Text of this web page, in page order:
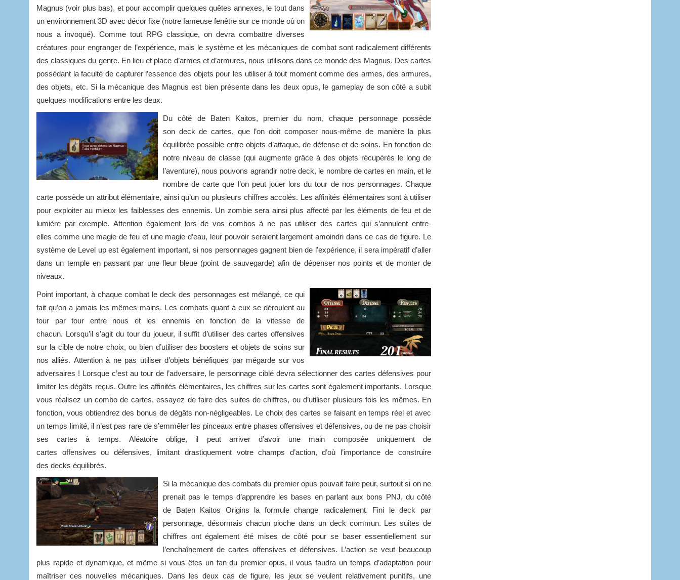
Magnus (voir plus bas), et pour accomplir quelques quêtes annexes, le tout dans
un environnement 3D avec décor fixe (notre fameuse fenêtre sur ce monde où on
nous a invoqué). Comme tout RPG classique, on devra combattre diverses
créatures pour engranger de l’expérience, mais le système et les mécaniques de combat sont radicalement différents
des classiques du genre. En lieu et place d’armes et d’armures, nous utilisons dans ce monde des Magnus. Des cartes
possédant la faculté de capturer l’essence des objets pour les utiliser à tout moment comme des armes, des armures,
des objets, etc. Si la mécanique des Magnus est bien présente dans les deux opus, le gameplay de son côté a subit
quelques modifications entre les deux.
Du côté de Baten Kaitos, premier du nom, chaque personnage possède
son deck de cartes, que l’on doit composer nous-même de manière la plus
équilibrée possible entre objets d’attaque, de défense et de soins. En fonction de
notre niveau de classe (qui augmente grâce à des objets récupérés le long de
l’aventure), nous pouvons agrandir notre deck, le nombre de cartes en main, et le
nombre de carte que l’on peut jouer lors du tour de nos personnages. Chaque
carte possède un attribut élémentaire, ainsi qu’un ou plusieurs chiffres accolés. Les affinités élémentaires sont à utiliser
pour exploiter au mieux les faiblesses des ennemis. Un zombie sera ainsi plus affecté par les éléments de feu et de
lumière par exemple. Attention également lors de vos combos à ne pas utiliser des cartes qui s’annulent entre-
elles comme une magie de feu et une magie d’eau, leur pouvoir seraient largement amoindri dans ce cas de figure. Le
système de Level up est également important, si nos personnages gagnent bien de l’expérience, il sera impératif d’aller
dans un temple en passant par une fleur bleue (point de sauvegarde) afin de dépenser nos points et de monter de
niveaux.
Point important, à chaque combat le deck des personnages est mélangé, ce qui
fait qu’on a jamais les mêmes mains. Les combats quant à eux se déroulent au
tour par tour entre nous et les ennemis en fonction de la vitesse de
chacun. Lorsqu’il s’agit du tour du joueur, il suffit d’utiliser des cartes offensives
sur la cible de notre choix, ou bien d’utiliser des boosters et objets de soins sur
nos alliés. Attention à ne pas utiliser d’objets bénéfiques par mégarde sur vos
adversaires ! Lorsque c’est au tour de l’adversaire, le personnage ciblé devra sélectionner des cartes défensives pour
limiter les dégâts reçus. Outre les affinités élémentaires, les chiffres sur les cartes sont également importants. Lorsque
vous réalisez un combo de cartes, essayez de faire des suites de chiffres, ou d’utiliser plusieurs fois les mêmes. En
fonction, vous obtiendrez des bonus de dégâts non-négligeables. Le choix des cartes se faisant en temps réel et avec
un temps limité, il n’est pas rare de s’emmêler les pinceaux entre phases offensives et défensives, ou de ne pas choisir
ses cartes à temps. Aléatoire oblige, il peut arriver d’avoir une main composée uniquement de
cartes offensives ou défensives, limitant drastiquement votre champs d’action, d’où l’importance de construire
des decks équilibrés.
Si la mécanique des combats du premier opus pouvait faire peur, surtout si on ne
prenait pas le temps d’apprendre les bases en parlant aux bons PNJ, du côté
de Baten Kaitos Origins la formule change radicalement. Fini le deck par
personnage, désormais chacun pioche dans un deck commun. Les suites de
chiffres ont également été mises de côté pour se baser essentiellement sur
l’enchaînement de cartes offensives et défensives. L’action se veut beaucoup
plus rapide et dynamique, et même si vous êtes un fan du premier opus, il vous faudra un temps d’adaptation pour
maîtriser ces nouvelles mécaniques. Dans les deux cas de figure, les jeux se veulent relativement punitifs, une